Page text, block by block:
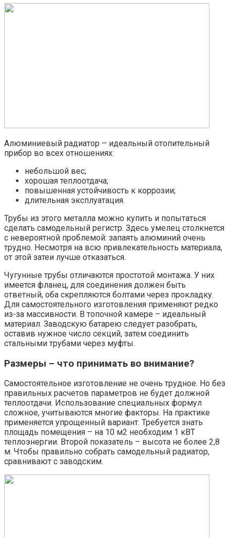
Алюминиевый радиатор – идеальный отопительный
прибор во всех отношениях:
небольшой вес;
хорошая теплоотдача;
повышенная устойчивость к коррозии;
длительная эксплуатация.
Трубы из этого металла можно купить и попытаться
сделать самодельный регистр. Здесь умелец столкнется
с невероятной проблемой: запаять алюминий очень
трудно. Несмотря на всю привлекательность материала,
от этой затеи лучше отказаться.
Чугунные трубы отличаются простотой монтажа. У них
имеется фланец, для соединения должен быть
ответный, оба скрепляются болтами через прокладку.
Для самостоятельного изготовления применяют редко
из-за массивности. В топочной камере – идеальный
материал. Заводскую батарею следует разобрать,
оставив нужное число секций, затем соединить
стальными трубами через муфты.
Размеры – что принимать во внимание?
Самостоятельное изготовление не очень трудное. Но без
правильных расчетов параметров не будет должной
теплоотдачи. Использование специальных формул
сложное, учитываются многие факторы. На практике
применяется упрощенный вариант. Требуется знать
площадь помещения – на 10 м2 необходим 1 кВТ
теплоэнергии. Второй показатель – высота не более 2,8
м. Чтобы правильно собрать самодельный радиатор,
сравнивают с заводским.